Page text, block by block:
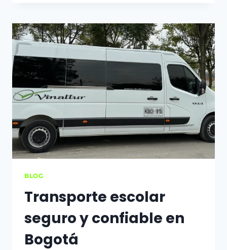
BLOG
Transporte escolar
seguro y confiable en
Bogotá